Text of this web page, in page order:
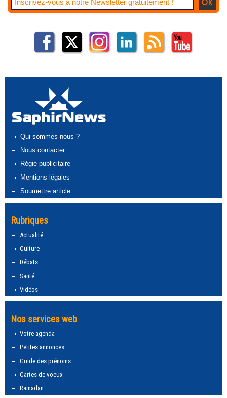
Qui sommes-nous ?
Nous contacter
Régie publicitaire
Mentions légales
Soumettre article
Rubriques
Actualité
Culture
Débats
Santé
Vidéos
Nos services web
Votre agenda
Petites annonces
Guide des prénoms
Cartes de voeux
Ramadan